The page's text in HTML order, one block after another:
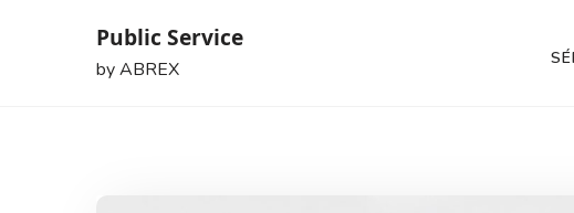
Public Service
by ABREX